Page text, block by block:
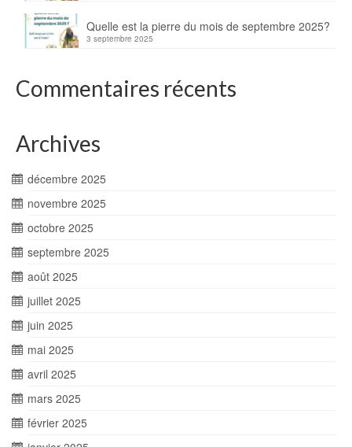
Quelle est la pierre du mois de septembre 2025?
3 septembre 2025
Commentaires récents
Archives
décembre 2025
novembre 2025
octobre 2025
septembre 2025
août 2025
juillet 2025
juin 2025
mai 2025
avril 2025
mars 2025
février 2025